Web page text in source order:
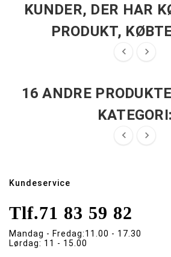
KUNDER, DER HAR
PRODUKT,
 
16 ANDRE
KATEGORI:
 
Kundeservice
Tlf.71 83 59 82
Mandag - Fredag:11.00 - 17.30
Lørdag: 11 - 15.00